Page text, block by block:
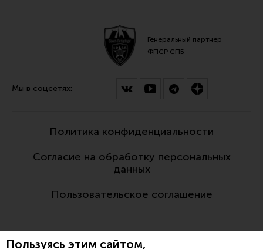
Пользуясь этим сайтом,
Генеральный партнер
ФПСР СПБ
Мы в соцсетях:
Политика конфиденциальности
Согласие на обработку персональных
данных
Пользовательское соглашение